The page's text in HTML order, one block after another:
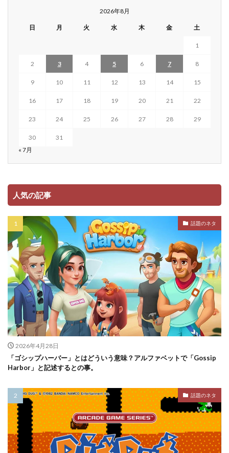
2026年8月
日 月 火 水 木 金 土
1
2 3 4 5 6 7 8
9 10 11 12 13 14 15
16 17 18 19 20 21 22
23 24 25 26 27 28 29
30
31
« 7月
人気の記事
話題のネタ
2026年4月28日
「ゴシップハーバー」とはどういう意味？アルファベットで「Gossip
Harbor」と記述するとの事。
話題のネタ